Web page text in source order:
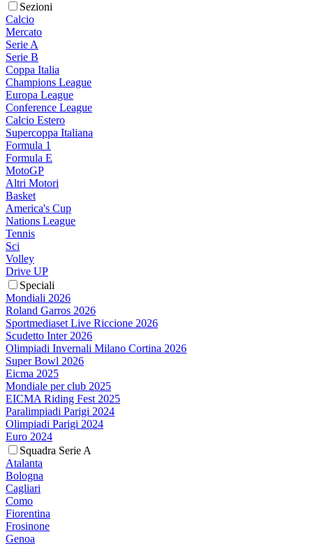
Sezioni
Calcio
Mercato
Serie A
Serie B
Coppa Italia
Champions League
Europa League
Conference League
Calcio Estero
Supercoppa Italiana
Formula 1
Formula E
MotoGP
Altri Motori
Basket
America's Cup
Nations League
Tennis
Sci
Volley
Drive UP
Speciali
Mondiali 2026
Roland Garros 2026
Sportmediaset Live Riccione 2026
Scudetto Inter 2026
Olimpiadi Invernali Milano Cortina 2026
Super Bowl 2026
Eicma 2025
Mondiale per club 2025
EICMA Riding Fest 2025
Paralimpiadi Parigi 2024
Olimpiadi Parigi 2024
Euro 2024
Squadra Serie A
Atalanta
Bologna
Cagliari
Como
Fiorentina
Frosinone
Genoa